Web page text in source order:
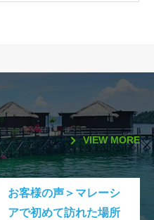
VIEW MORE
お客様の声＞マレーシ
アで初めて訪れた場所